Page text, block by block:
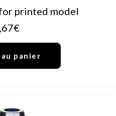
AU PANIERprinted model
€
panier